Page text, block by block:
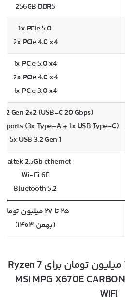
256GB DDR5
1x PCIe 5.0
2x PCIe 4.0 x4
1x PCIe 5.0 x4
2x PCIe 4.0 x4
1x PCIe 3.0 x4
Gen 2×2 (USB-C 20 Gbps)
2 ports (3x Type-A + 1x USB Type-C)
5x USB 3.2 Gen 1
2.5Gb ethernet
Wi-Fi 6E
Bluetooth 5.2
۲۵ تا ۲۷ میلیون تومان
(بهمن ۱۴۰۳)
بهترین مادربرد تا ۳۲ میلیون تومان برای Ryzen 7
9800X3D: مادربردMSI MPG X670E CARBON
WIFI